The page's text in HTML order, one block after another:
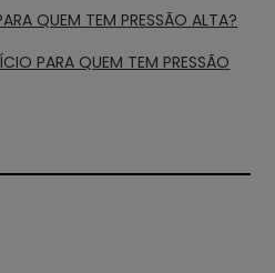
QUEM TEM PRESSÃO ALTA?
PARA QUEM TEM PRESSÃO